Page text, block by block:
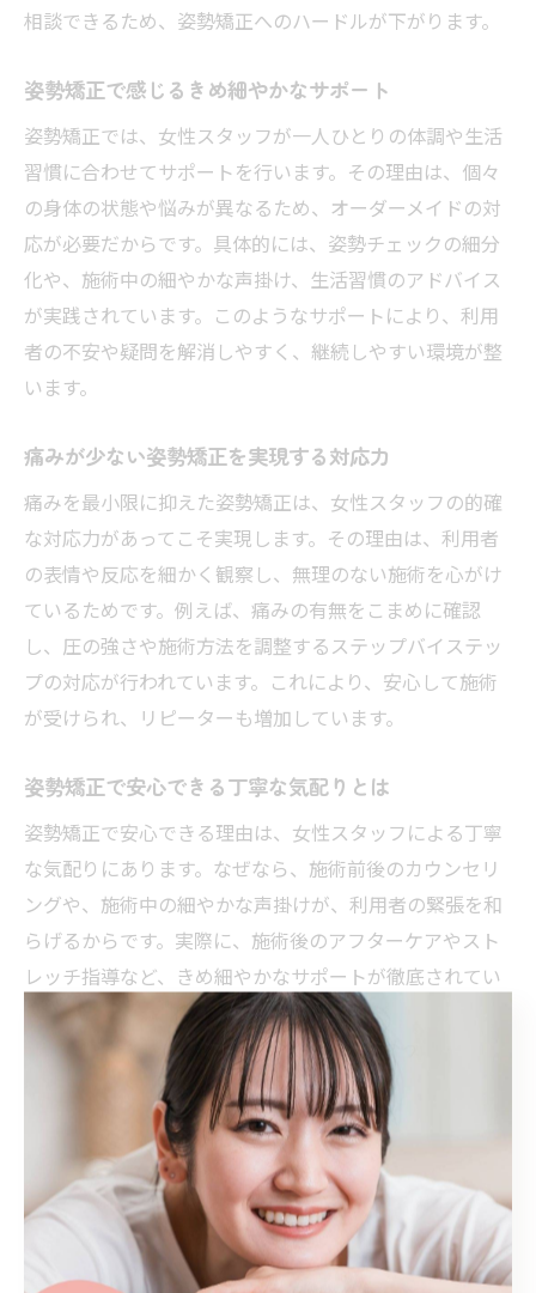
相談できるため、姿勢矯正へのハードルが下がります。
姿勢矯正で感じるきめ細やかなサポート
姿勢矯正では、女性スタッフが一人ひとりの体調や生活
習慣に合わせてサポートを行います。その理由は、個々
の身体の状態や悩みが異なるため、オーダーメイドの対
応が必要だからです。具体的には、姿勢チェックの細分
化や、施術中の細やかな声掛け、生活習慣のアドバイス
が実践されています。このようなサポートにより、利用
者の不安や疑問を解消しやすく、継続しやすい環境が整
います。
痛みが少ない姿勢矯正を実現する対応力
痛みを最小限に抑えた姿勢矯正は、女性スタッフの的確
な対応力があってこそ実現します。その理由は、利用者
の表情や反応を細かく観察し、無理のない施術を心がけ
ているためです。例えば、痛みの有無をこまめに確認
し、圧の強さや施術方法を調整するステップバイステッ
プの対応が行われています。これにより、安心して施術
が受けられ、リピーターも増加しています。
姿勢矯正で安心できる丁寧な気配りとは
姿勢矯正で安心できる理由は、女性スタッフによる丁寧
な気配りにあります。なぜなら、施術前後のカウンセリ
ングや、施術中の細やかな声掛けが、利用者の緊張を和
らげるからです。実際に、施術後のアフターケアやスト
レッチ指導など、きめ細やかなサポートが徹底されてい
ます。こうした気配りによって、心も体もリラックス
し、安心して継続できる雰囲気が生まれます。
不安をやわらげる姿勢矯正のサポート術
初めて姿勢矯正を受ける際の不安をやわらげるため、女
性スタッフは利用者の目線に立ったサポート術を実践し
ています。その理由は、相談しやすい雰囲気や丁寧な説
明が、安心感につながるからです。例えば、施術の流れ